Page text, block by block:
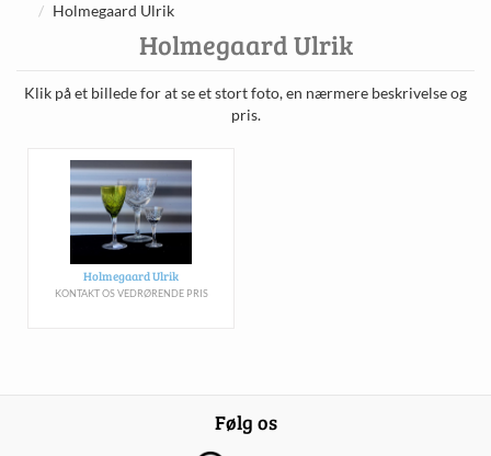
Holmegaard Ulrik
Holmegaard Ulrik
Klik på et billede for at se et stort foto, en nærmere beskrivelse og
pris.
Holmegaard Ulrik
KONTAKT OS VEDRØRENDE PRIS
Følg os